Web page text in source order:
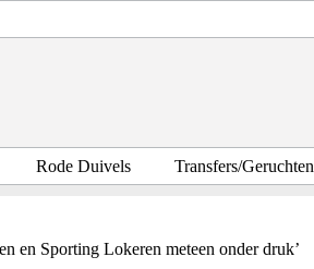
Rode Duivels Transfers/Geruchten
en Sporting Lokeren meteen onder druk’